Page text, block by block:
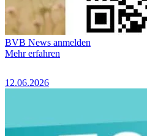
BVB News anmelden
Mehr erfahren
12.06.2026